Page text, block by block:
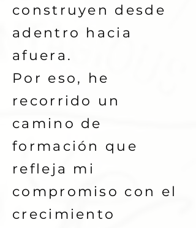
construyen desde
adentro hacia
afuera.
Por eso, he
recorrido un
camino de
formación que
refleja mi
compromiso con el
crecimiento